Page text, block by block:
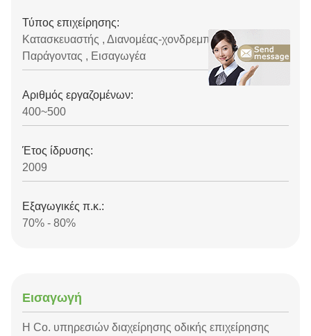
Τύπος επιχείρησης:
Κατασκευαστής , Διανομέας-χονδρεμπόρου ,
Παράγοντας , Εισαγωγέα
Αριθμός εργαζομένων:
400~500
Έτος ίδρυσης:
2009
Εξαγωγικές π.κ.:
70% - 80%
Εισαγωγή
Η Co. υπηρεσιών διαχείρησης οδικής επιχείρησης